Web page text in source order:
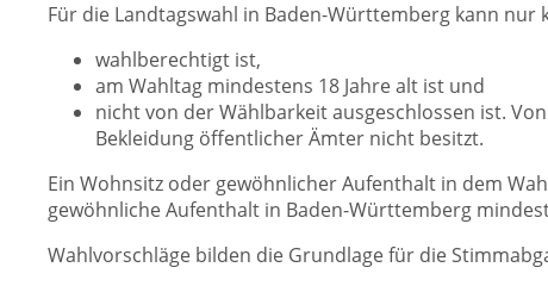
Für die Landtagswahl in Baden-Württemberg kann nur
wahlberechtigt ist,
am Wahltag mindestens 18 Jahre alt ist und
nicht von der Wählbarkeit ausgeschlossen ist.
Bekleidung öffentlicher Ämter nicht besitzt.
Ein Wohnsitz oder gewöhnlicher Aufenthalt in dem
gewöhnliche Aufenthalt in Baden-Württemberg
Wahlvorschläge bilden die Grundlage für die